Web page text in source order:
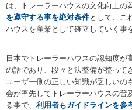
は、トレーラーハウスの文化向上の
を遵守する事を絶対条件として、こ
ハウスを産業として確立していく事
日本でトレーラーハウスの認知度
の話であり、段々と法整備が整って
ユーザー側の正しい知識が乏しいの
会が率先してトレーラーハウスの普
る事で、 利用者もガイドラインを参